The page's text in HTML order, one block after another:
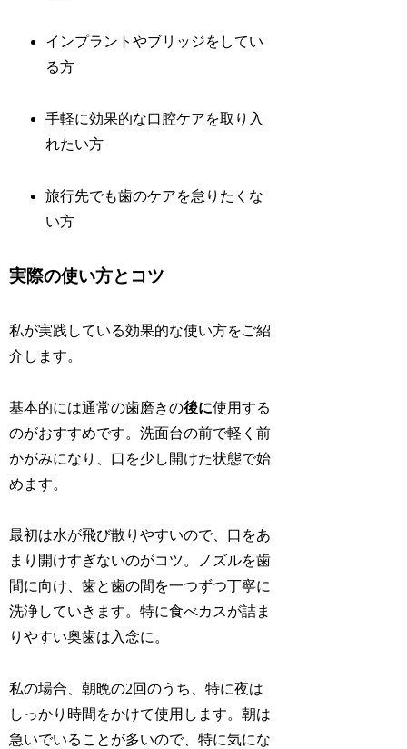
インプラントやブリッジをしてい
る方
手軽に効果的な口腔ケアを取り入
れたい方
旅行先でも歯のケアを怠りたくな
い方
実際の使い方とコツ
私が実践している効果的な使い方をご紹
介します。
基本的には通常の歯磨きの後に使用する
のがおすすめです。洗面台の前で軽く前
かがみになり、口を少し開けた状態で始
めます。
最初は水が飛び散りやすいので、口をあ
まり開けすぎないのがコツ。ノズルを歯
間に向け、歯と歯の間を一つずつ丁寧に
洗浄していきます。特に食べカスが詰ま
りやすい奥歯は入念に。
私の場合、朝晩の2回のうち、特に夜は
しっかり時間をかけて使用します。朝は
急いでいることが多いので、特に気にな